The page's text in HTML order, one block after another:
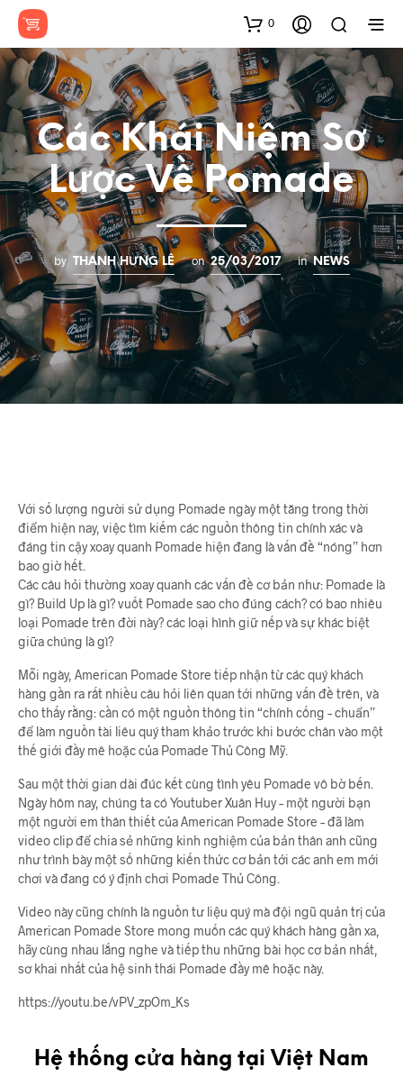
0
Các Khái Niệm Sơ
Lược Về Pomade
by THANH HƯNG LÊ on 25/03/2017 in NEWS
Với số lượng người sử dụng Pomade ngày một tăng trong thời
điểm hiện nay, việc tìm kiếm các nguồn thông tin chính xác và
đáng tin cậy xoay quanh Pomade hiện đang là vấn đề “nóng” hơn
bao giờ hết.
Các câu hỏi thường xoay quanh các vấn đề cơ bản như: Pomade là
gì? Build Up là gì? vuốt Pomade sao cho đúng cách? có bao nhiêu
loại Pomade trên đời này? các loại hình giữ nếp và sự khác biệt
giữa chúng là gì?
Mỗi ngày, American Pomade Store tiếp nhận từ các quý khách
hàng gần ra rất nhiều câu hỏi liên quan tới những vấn đề trên, và
cho thấy rằng: cần có một nguồn thông tin “chính cống – chuẩn”
để làm nguồn tài liêu quý tham khảo trước khi bước chân vào một
thế giới đầy mê hoặc của Pomade Thủ Công Mỹ.
Sau một thời gian dài đúc kết cùng tình yêu Pomade vô bờ bến.
Ngày hôm nay, chúng ta có Youtuber Xuân Huy – một người bạn
một người em thân thiết của American Pomade Store – đã làm
video clip để chia sẻ những kinh nghiệm của bản thân anh cũng
như trình bày một số những kiến thức cơ bản tới các anh em mới
chơi và đang có ý định chơi Pomade Thủ Công.
Video này cũng chính là nguồn tư liệu quý mà đội ngũ quản trị của
American Pomade Store mong muốn các quý khách hàng gần xa,
hãy cùng nhau lắng nghe và tiếp thu những bài học cơ bản nhất,
sơ khai nhất của hệ sinh thái Pomade đầy mê hoặc này.
https://youtu.be/vPV_zpOm_Ks
Hệ thống cửa hàng tại Việt Nam